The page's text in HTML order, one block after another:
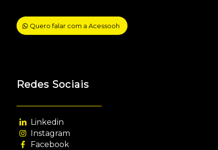
Quero falar com a Acessooh
Redes Sociais
Linkedin
Instagram
Facebook